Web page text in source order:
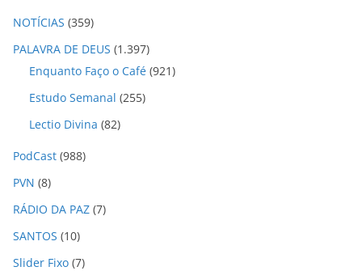
NOTÍCIAS (359)
PALAVRA DE DEUS (1.397)
Enquanto Faço o Café (921)
Estudo Semanal (255)
Lectio Divina (82)
PodCast (988)
PVN (8)
RÁDIO DA PAZ (7)
SANTOS (10)
Slider Fixo (7)